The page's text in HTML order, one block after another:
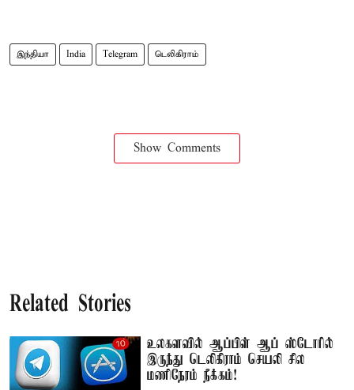
இந்தியா India Telegram டெலிகிராம்
Show Comments
Related Stories
உலகளவில் ஆப்பிள் ஆப் ஸ்டோரில்
இருந்து டெலிகிராம் செயலி சில
மணிநேரம் நீக்கம்!